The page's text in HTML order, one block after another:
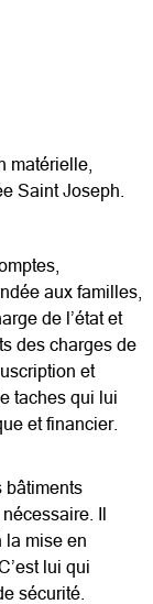
matérielle,
Saint Joseph.
aux familles,
de l’état et
des charges de
et
taches qui lui
et financier.
bâtiments
Il
la mise en
lui qui
sécurité.